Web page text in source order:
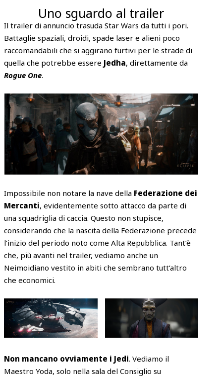
Uno sguardo al trailer
Il trailer di annuncio trasuda Star Wars da tutti i pori.
Battaglie spaziali, droidi, spade laser e alieni poco
raccomandabili che si aggirano furtivi per le strade di
quella che potrebbe essere Jedha, direttamente da
Rogue One.
Impossibile non notare la nave della Federazione dei
Mercanti, evidentemente sotto attacco da parte di
una squadriglia di caccia. Questo non stupisce,
considerando che la nascita della Federazione precede
l’inizio del periodo noto come Alta Repubblica. Tant’è
che, più avanti nel trailer, vediamo anche un
Neimoidiano vestito in abiti che sembrano tutt’altro
che economici.
Non mancano ovviamente i Jedi. Vediamo il
Maestro Yoda, solo nella sala del Consiglio su